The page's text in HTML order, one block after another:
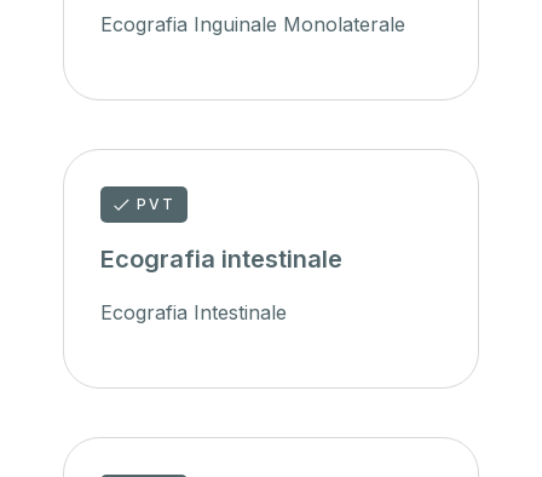
Ecografia Inguinale Monolaterale
PVT
Ecografia intestinale
Ecografia Intestinale